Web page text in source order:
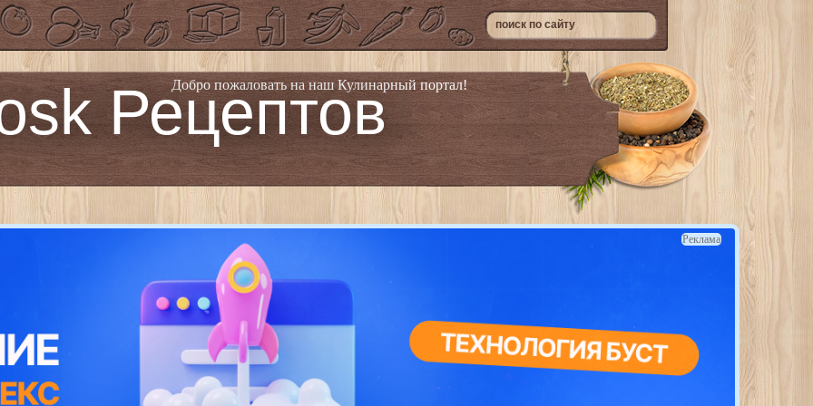
Добро пожаловать на наш Кулинарный портал!
Рецептов
Реклама